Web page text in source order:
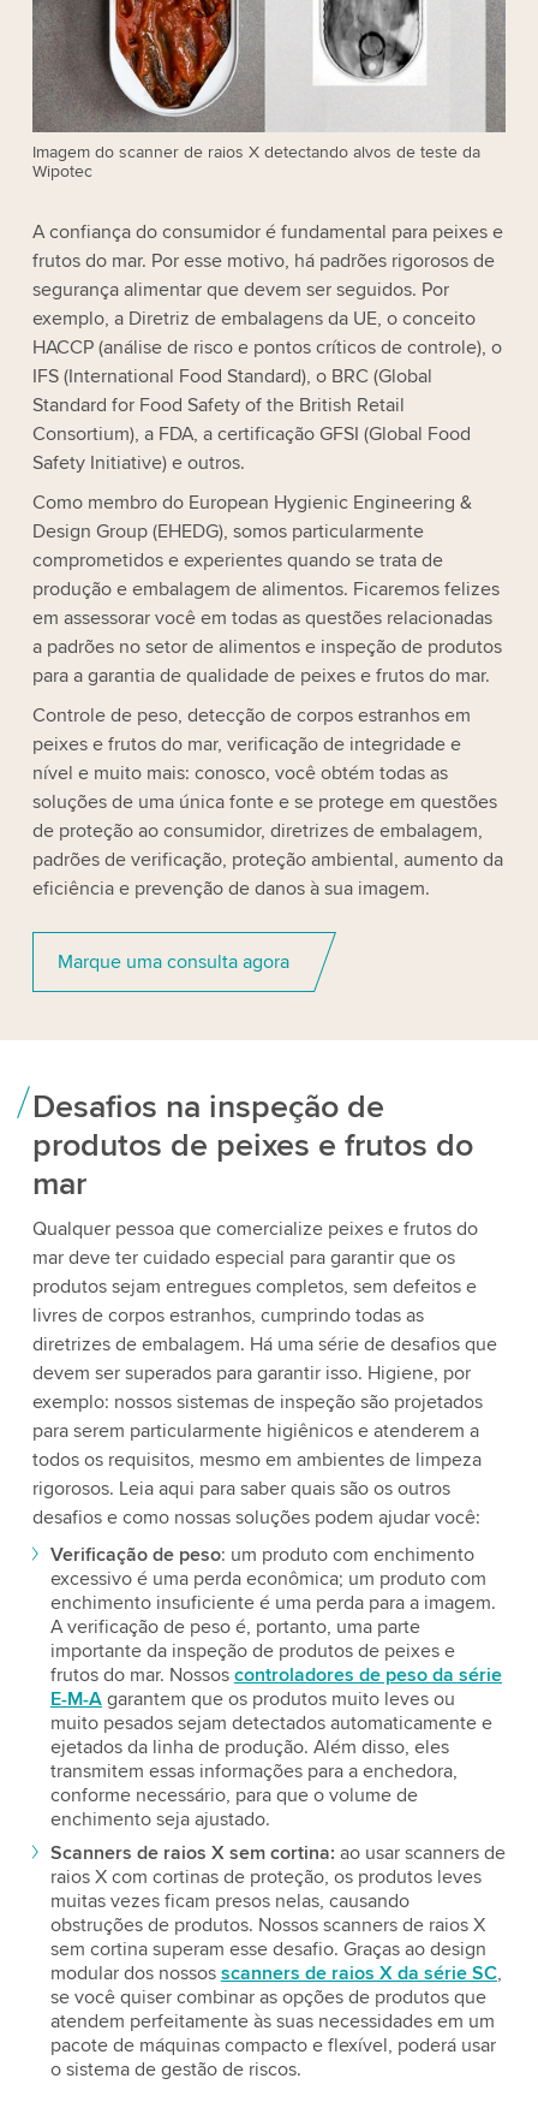
Imagem do scanner de raios X detectando alvos de teste da
Wipotec
A confiança do consumidor é fundamental para peixes e
frutos do mar. Por esse motivo, há padrões rigorosos de
segurança alimentar que devem ser seguidos. Por
exemplo, a Diretriz de embalagens da UE, o conceito
HACCP (análise de risco e pontos críticos de controle), o
IFS (International Food Standard), o BRC (Global
Standard for Food Safety of the British Retail
Consortium), a FDA, a certificação GFSI (Global Food
Safety Initiative) e outros.
Como membro do European Hygienic Engineering &
Design Group (EHEDG), somos particularmente
comprometidos e experientes quando se trata de
produção e embalagem de alimentos. Ficaremos felizes
em assessorar você em todas as questões relacionadas
a padrões no setor de alimentos e inspeção de produtos
para a garantia de qualidade de peixes e frutos do mar.
Controle de peso, detecção de corpos estranhos em
peixes e frutos do mar, verificação de integridade e
nível e muito mais: conosco, você obtém todas as
soluções de uma única fonte e se protege em questões
de proteção ao consumidor, diretrizes de embalagem,
padrões de verificação, proteção ambiental, aumento da
eficiência e prevenção de danos à sua imagem.
Marque uma consulta agora
Desafios na inspeção de
produtos de peixes e frutos do
mar
Qualquer pessoa que comercialize peixes e frutos do
mar deve ter cuidado especial para garantir que os
produtos sejam entregues completos, sem defeitos e
livres de corpos estranhos, cumprindo todas as
diretrizes de embalagem. Há uma série de desafios que
devem ser superados para garantir isso. Higiene, por
exemplo: nossos sistemas de inspeção são projetados
para serem particularmente higiênicos e atenderem a
todos os requisitos, mesmo em ambientes de limpeza
rigorosos. Leia aqui para saber quais são os outros
desafios e como nossas soluções podem ajudar você:
Verificação de peso: um produto com enchimento
excessivo é uma perda econômica; um produto com
enchimento insuficiente é uma perda para a imagem.
A verificação de peso é, portanto, uma parte
importante da inspeção de produtos de peixes e
frutos do mar. Nossos controladores de peso da série
E-M-Agarantem que os produtos muito leves ou
muito pesados sejam detectados automaticamente e
ejetados da linha de produção. Além disso, eles
transmitem essas informações para a enchedora,
conforme necessário, para que o volume de
enchimento seja ajustado.
Scanners de raios X sem cortina: ao usar scanners de
raios X com cortinas de proteção, os produtos leves
muitas vezes ficam presos nelas, causando
obstruções de produtos. Nossos scanners de raios X
sem cortina superam esse desafio. Graças ao design
modular dos nossos scanners de raios X da série SC,
se você quiser combinar as opções de produtos que
atendem perfeitamente às suas necessidades em um
pacote de máquinas compacto e flexível, poderá usar
o sistema de gestão de riscos.